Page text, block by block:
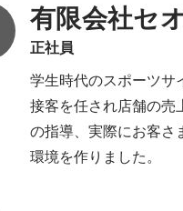
有限会社セ
正社員
学生時代のスポーツサ
接客を任され店舗の売
の指導、実際にお客さ
環境を作りました。